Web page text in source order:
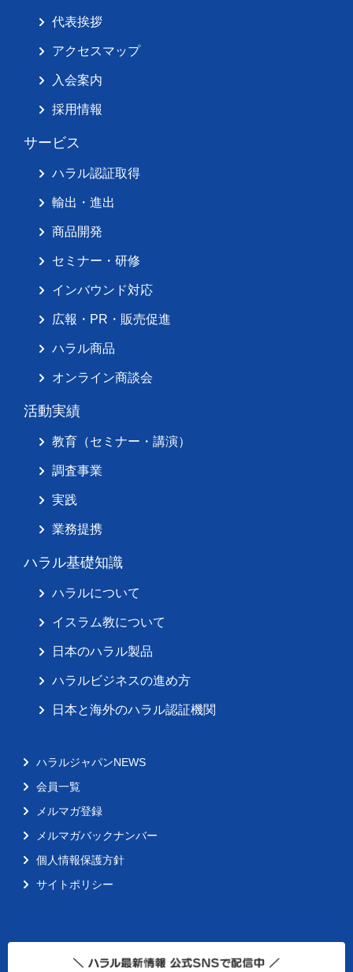
代表挨拶
アクセスマップ
入会案内
採用情報
サービス
ハラル認証取得
輸出・進出
商品開発
セミナー・研修
インバウンド対応
広報・PR・販売促進
ハラル商品
オンライン商談会
活動実績
教育（セミナー・講演）
調査事業
実践
業務提携
ハラル基礎知識
ハラルについて
イスラム教について
日本のハラル製品
ハラルビジネスの進め方
日本と海外のハラル認証機関
ハラルジャパンNEWS
会員一覧
メルマガ登録
メルマガバックナンバー
個人情報保護方針
サイトポリシー